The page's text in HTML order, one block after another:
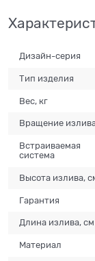
Дизайн-серия
Тип изделия
Вес, кг
Вращение
Встраиваемая
система
Высота излива,
Гарантия
Длина излива, см
Материал